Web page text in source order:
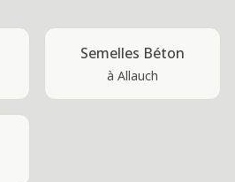
Semelles Béton
à Allauch